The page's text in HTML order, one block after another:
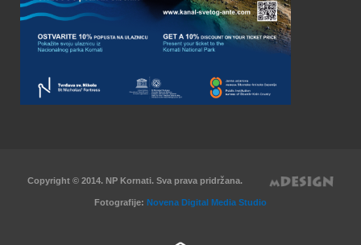
Copyright © 2014. NP Kornati. Sva prava pridržana.
Fotografije: Novena Digital Media Studio